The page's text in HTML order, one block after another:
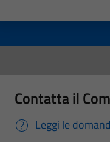
Contatta il
Leggi le